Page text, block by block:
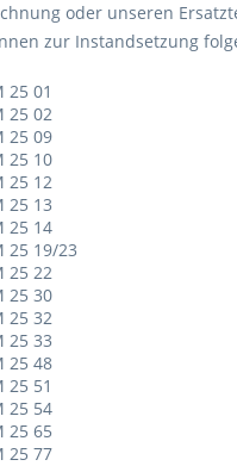
oder unseren
zur Instandsetzung
25 01
25 02
25 09
25 10
25 12
25 13
25 14
25 19/23
25 22
25 30
25 32
25 33
25 48
25 51
25 54
25 65
25 77